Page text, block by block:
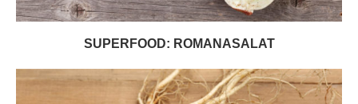
SUPERFOOD: ROMANASALAT